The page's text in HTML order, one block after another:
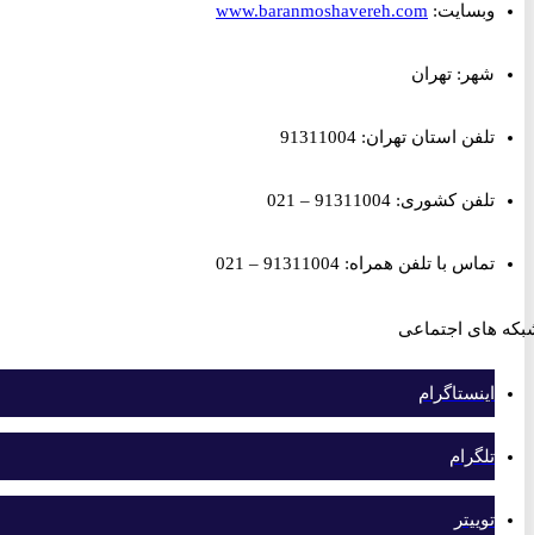
وبسایت:www.baranmoshavereh.com
شهر: تهران
تلفن استان تهران: 91311004
تلفن کشوری: 91311004 – 021
تماس با تلفن همراه: 91311004 – 021
اجتماعی
اینستاگرام
تلگرام
توییتر